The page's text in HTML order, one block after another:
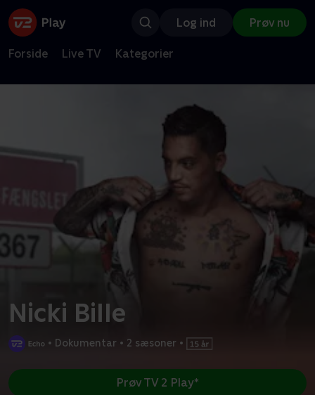
Log ind Prøv nu
Forside Live TV Kategorier
Nicki Bille
• Dokumentar • 2 sæsoner •
Prøv TV 2 Play*